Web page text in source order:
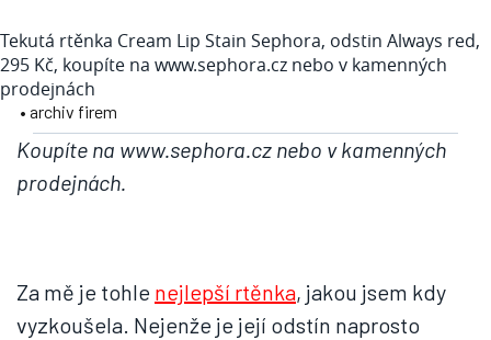
Tekutá rtěnka Cream Lip Stain Sephora, odstin Always red,
295 Kč, koupíte na www.sephora.cz nebo v kamenných
prodejnách
• archiv firem
Koupíte na www.sephora.cz nebo v kamenných
prodejnách.
Za mě je tohle nejlepší rtěnka, jakou jsem kdy
vyzkoušela. Nejenže je její odstín naprosto